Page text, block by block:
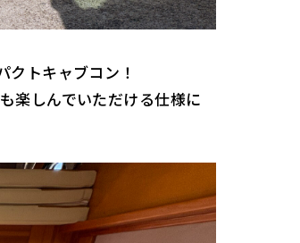
クトキャブコン！
楽しんでいただける仕様に